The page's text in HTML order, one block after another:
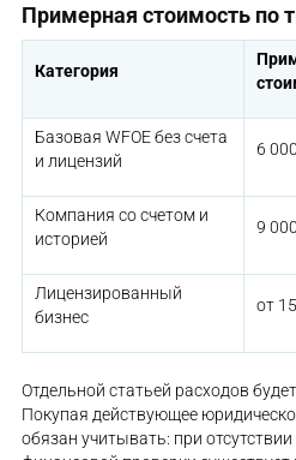
Примерная стоимость по
Категория
Базовая WFOE без счета
и лицензий
6
Компания со счетом и
историей
9
Лицензированный
бизнес
от
Отдельной статьей расходов
Покупая действующее
обязан учитывать: при